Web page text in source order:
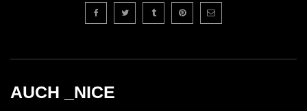
AUCH _NICE